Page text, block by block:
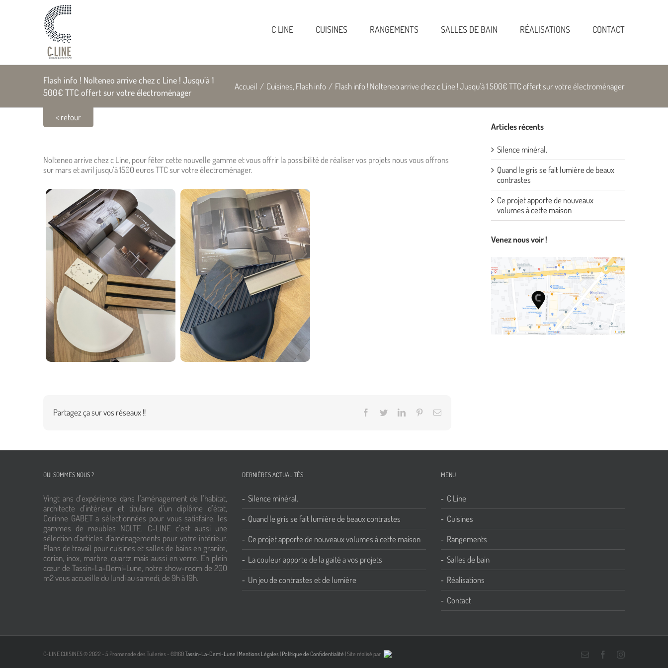
C LINE CUISINES RANGEMENTS SALLES DE BAIN RÉALISATIONS CONTACT
Flash info ! Nolteneo arrive chez c Line ! Jusqu’à 1
500€ TTC offert sur votre électroménager
Accueil / Cuisines, Flash info / Flash info ! Nolteneo arrive chez c Line ! Jusqu’à 1 500€ TTC offert sur votre électroménager
< retour
Nolteneo arrive chez c Line, pour fêter cette nouvelle gamme et vous offrir la possibilité de réaliser vos projets nous vous offrons
sur mars et avril jusqu’à 1500 euros TTC sur votre électroménager.
Partagez ça sur vos réseaux !! Facebook
TwitterLinkedInPinterestEmail
Articles récents
Silence minéral.
Quand le gris se fait lumière de beaux
contrastes
Ce projet apporte de nouveaux
volumes à cette maison
Venez nous voir !
QUI SOMMES NOUS ?
Vingt ans d’expérience dans l’aménagement de l’habitat,
architecte d’intérieur et titulaire d’un diplôme d’état,
Corinne GABET a sélectionnées pour vous satisfaire, les
gammes de meubles NOLTE. C-LINE c’est aussi une
sélection d’articles d’aménagements pour votre intérieur.
Plans de travail pour cuisines et salles de bains en granite,
corian, inox, marbre, quartz mais aussi en verre. En plein
cœur de Tassin-La-Demi-Lune, notre show-room de 200
m2 vous accueille du lundi au samedi, de 9h à 19h.
DERNIÈRES ACTUALITÉS
Silence minéral.
Quand le gris se fait lumière de beaux contrastes
Ce projet apporte de nouveaux volumes à cette maison
La couleur apporte de la gaité a vos projets
Un jeu de contrastes et de lumière
MENU
C Line
Cuisines
Rangements
Salles de bain
Réalisations
Contact
C-LINE CUISINES © 2022 - 5 Promenade des Tuileries - 69160Tassin-La-Demi-Lune | Mentions Légales | Politique de Confidentialité | Site réalisé par Email FacebookInstagram